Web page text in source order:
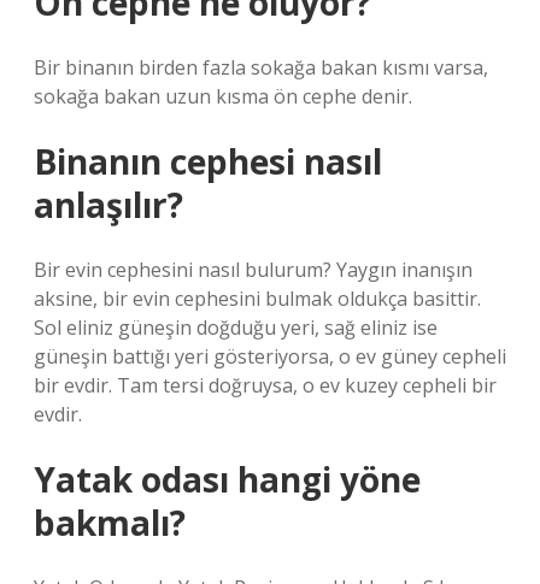
Bir binanın birden fazla sokağa bakan kısmı varsa,
sokağa bakan uzun kısma ön cephe denir.
Binanın cephesi nasıl
anlaşılır?
Bir evin cephesini nasıl bulurum? Yaygın inanışın
aksine, bir evin cephesini bulmak oldukça basittir.
Sol eliniz güneşin doğduğu yeri, sağ eliniz ise
güneşin battığı yeri gösteriyorsa, o ev güney cepheli
bir evdir. Tam tersi doğruysa, o ev kuzey cepheli bir
evdir.
Yatak odası hangi yöne
bakmalı?